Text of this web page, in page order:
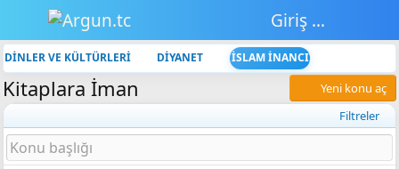
Giriş yap
DİNLER VE KÜLTÜRLERİ DİYANET İSLAM İNANCI
Kitaplara İman
Yeni konu aç
Filtreler